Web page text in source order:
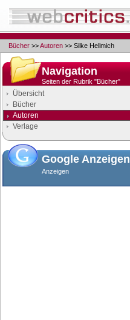
Bücher >>Autoren >> Silke Hellmich
Navigation
Seiten der Rubrik "Bücher"
Übersicht
Bücher
Autoren
Verlage
Google Anzeigen
Anzeigen